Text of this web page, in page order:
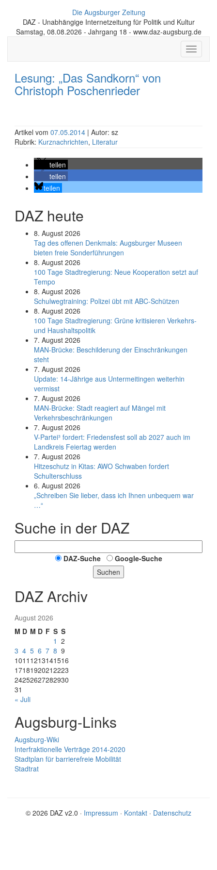
Die Augsburger Zeitung
DAZ - Unabhängige Internetzeitung für Politik und Kultur
Samstag, 08.08.2026 - Jahrgang 18 - www.daz-augsburg.de
Toggle
Lesung: „Das Sandkorn“ von
Christoph Poschenrieder
Artikel vom 07.05.2014 | Autor: sz
Rubrik: Kurznachrichten, Literatur
teilen
teilen
teilen
DAZ heute
8. August 2026
Tag des offenen Denkmals: Augsburger Museen
bieten freie Sonderführungen
8. August 2026
100 Tage Stadtregierung: Neue Kooperation setzt auf
Tempo
8. August 2026
Schul­weg­trai­ning: Poli­zei übt mit ABC-Schüt­zen
8. August 2026
100 Tage Stadtregierung: Grüne kritisieren Verkehrs-
und Haushaltspolitik
7. August 2026
MAN-Brücke: Beschilderung der Einschränkungen
steht
7. August 2026
Update: 14-Jährige aus Untermeitingen weiterhin
vermisst
7. August 2026
MAN-Brücke: Stadt reagiert auf Mängel mit
Verkehrsbeschränkungen
7. August 2026
V-Partei­³ fordert: Friedens­fest soll ab 2027 auch im
Land­kreis Feier­tag werden
7. August 2026
Hitzeschutz in Kitas: AWO Schwaben fordert
Schulterschluss
6. August 2026
„Schreiben Sie lieber, dass ich Ihnen unbequem war
…“
Suche in der DAZ
DAZ-Suche
Google-Suche
Suchen
DAZ Archiv
August 2026
M D M D F S S
1 2
3 4 5 6 7 8 9
1011 1213141516
17181920212223
24252627282930
31
« Juli
Augsburg-Links
Augsburg-Wiki
Interfraktionelle Verträge 2014-2020
Stadtplan für barrierefreie Mobilität
Stadtrat
© 2026 DAZ v2.0 · Impressum · Kontakt · Datenschutz